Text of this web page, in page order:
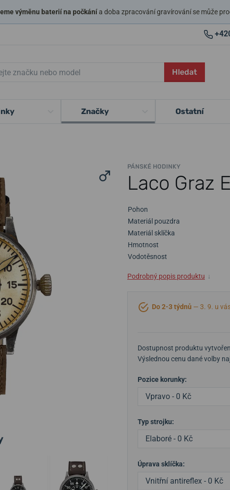
výměnu baterií na počkánía doba zpracování gravírování se může
Hledat
Značky Ostatní
PÁNSKÉ HODINKY
Laco Graz
Pohon
Materiál pouzdra
Materiál sklíčka
Hmotnost
Vodotěsnost
Podrobný popis produktu ↓
Do 2-3 týdnů — 3. 9. u
Dostupnost produktu
Výslednou cenu dané volby
Pozice korunky:
Vpravo - 0 Kč
Typ strojku:
Elaboré - 0 Kč
Úprava sklíčka:
Vnitřní antireflex - 0 Kč